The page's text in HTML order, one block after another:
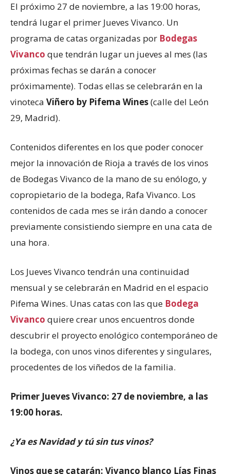
El próximo 27 de noviembre, a las 19:00 horas,
tendrá lugar el primer Jueves Vivanco. Un
programa de catas organizadas por Bodegas
Vivanco que tendrán lugar un jueves al mes (las
próximas fechas se darán a conocer
próximamente). Todas ellas se celebrarán en la
vinoteca Viñero by Pifema Wines(calle del León
29, Madrid).
Contenidos diferentes en los que poder conocer
mejor la innovación de Rioja a través de los vinos
de Bodegas Vivanco de la mano de su enólogo, y
copropietario de la bodega, Rafa Vivanco. Los
contenidos de cada mes se irán dando a conocer
previamente consistiendo siempre en una cata de
una hora.
Los Jueves Vivanco tendrán una continuidad
mensual y se celebrarán en Madrid en el espacio
Pifema Wines. Unas catas con las que Bodega
Vivanco quiere crear unos encuentros donde
descubrir el proyecto enológico contemporáneo de
la bodega, con unos vinos diferentes y singulares,
procedentes de los viñedos de la familia.
Primer Jueves Vivanco: 27 de noviembre, a las
19:00 horas.
¿Ya es Navidad y tú sin tus vinos?
Vinos que se catarán: Vivanco blanco Lías Finas